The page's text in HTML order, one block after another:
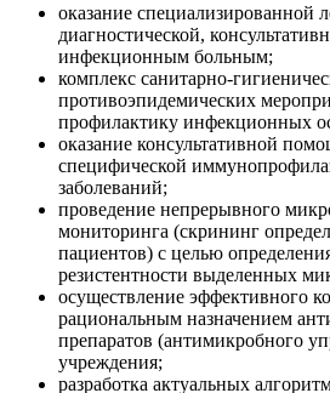
оказание специализированной
диагностической,
инфекционным больным;
комплекс санитарно-
противоэпидемических
профилактику инфекционных
оказание консультативной
специфической
заболеваний;
проведение непрерывного
мониторинга (скрининг
пациентов) с целью
резистентности выделенных
осуществление эффективного
рациональным назначением
препаратов (антимикробного
учреждения;
разработка актуальных